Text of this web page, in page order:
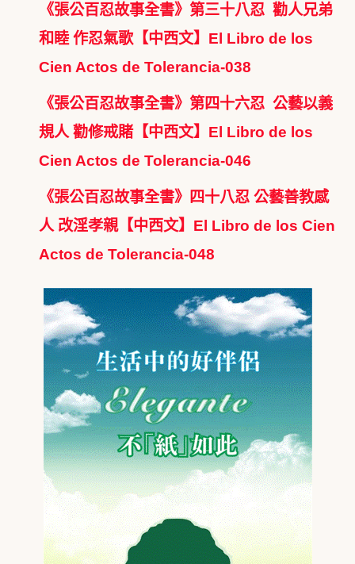
《張公百忍故事全書》第三十八忍 勸人兄弟
和睦 作忍氣歌【中西文】El Libro de los
Cien Actos de Tolerancia-038
《張公百忍故事全書》第四十六忍 公藝以義
規人 勸修戒賭【中西文】El Libro de los
Cien Actos de Tolerancia-046
《張公百忍故事全書》四十八忍 公藝善教感
人 改淫孝親【中西文】El Libro de los Cien
Actos de Tolerancia-048